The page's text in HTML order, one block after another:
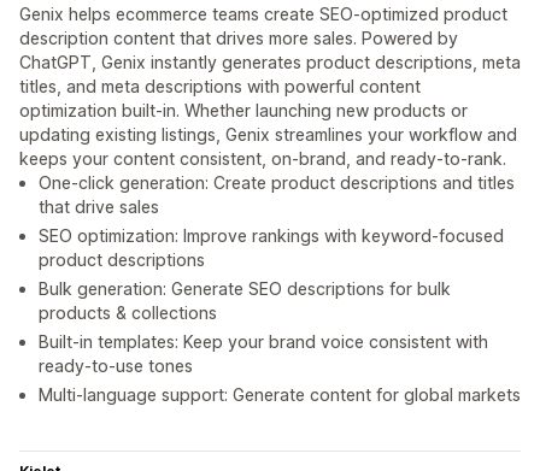
Genix helps ecommerce teams create SEO-optimized product
description content that drives more sales. Powered by
ChatGPT, Genix instantly generates product descriptions, meta
titles, and meta descriptions with powerful content
optimization built-in. Whether launching new products or
updating existing listings, Genix streamlines your workflow and
keeps your content consistent, on-brand, and ready-to-rank.
One-click generation: Create product descriptions and titles
that drive sales
SEO optimization: Improve rankings with keyword-focused
product descriptions
Bulk generation: Generate SEO descriptions for bulk
products & collections
Built-in templates: Keep your brand voice consistent with
ready-to-use tones
Multi-language support: Generate content for global markets